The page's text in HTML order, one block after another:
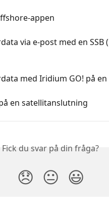
appen
via e-post med en SSB
med Iridium GO! på en
en satellitanslutning
Fick du svar på din fråga?
😞 😐 😃